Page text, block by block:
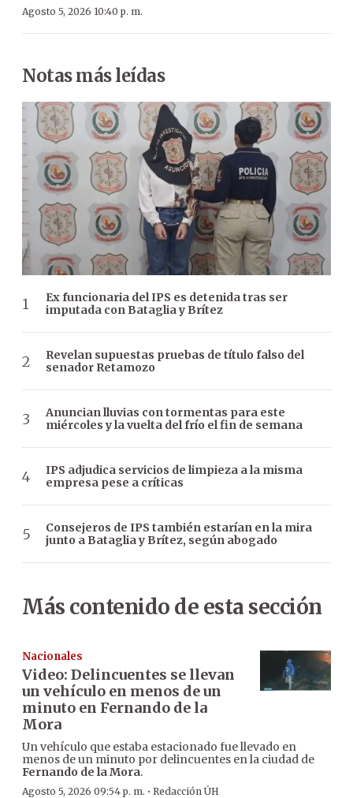
Agosto 5, 2026 10:40 p. m.
Notas más leídas
Ex funcionaria del IPS es detenida tras ser
imputada con Bataglia y Brítez
Revelan supuestas pruebas de título falso del
senador Retamozo
Anuncian lluvias con tormentas para este
miércoles y la vuelta del frío el fin de semana
IPS adjudica servicios de limpieza a la misma
empresa pese a críticas
Consejeros de IPS también estarían en la mira
junto a Bataglia y Brítez, según abogado
Más contenido de esta sección
Nacionales
Video: Delincuentes se llevan
un vehículo en menos de un
minuto en Fernando de la
Mora
Un vehículo que estaba estacionado fue llevado en
menos de un minuto por delincuentes en la ciudad de
Fernando de la Mora.
Agosto 5, 2026 09:54 p. m. · Redacción ÚH